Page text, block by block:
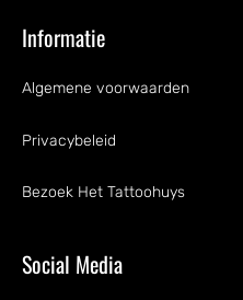
Informatie
Algemene voorwaarden
Privacybeleid
Bezoek Het Tattoohuys
Social Media